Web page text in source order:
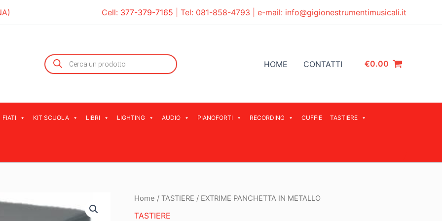
Cell: 377-379-7165 | Tel: 081-858-4793 | e-mail: info@gigionestrumentimusicali.it
Products
search
HOME CONTATTI €0.00
FIATI KIT SCUOLA LIBRI LIGHTING AUDIO PIANOFORTI RECORDING CUFFIE TASTIERE
Home / TASTIERE / EXTRIME PANCHETTA IN METALLO
TASTIERE